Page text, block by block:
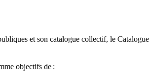
et son catalogue collectif, le
objectifs de :